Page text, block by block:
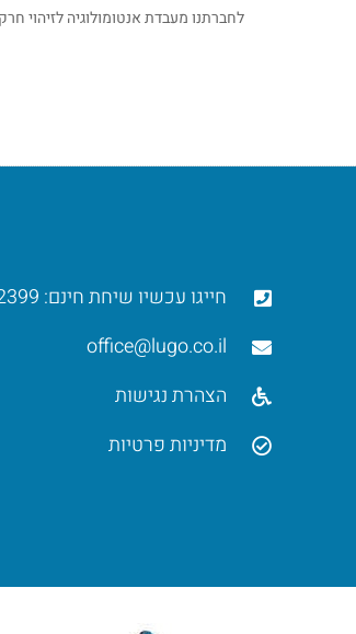
לחברתנו מעבדת אנטומולוגיה לזיהוי
חייגו עכשיו שיחת חינם: 072-3712399
office@lugo.co.il
הצהרת נגישות
מדיניות פרטיות